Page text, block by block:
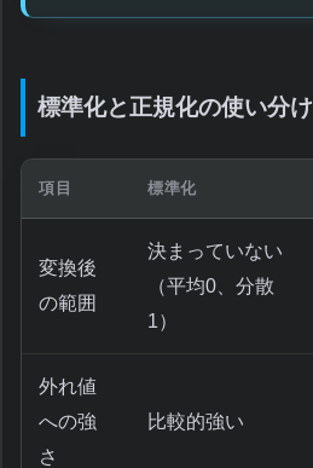
標準化と正規化の使い分け
項目 標準化
変換後
の範囲
決まっていない
（平均0、分散
1）
外れ値
への強
さ
比較的強い